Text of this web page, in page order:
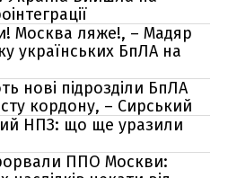
Москва ляже!, – Мадяр
українських БпЛА на
нові підрозділи БпЛА
кордону, – Сирський
НПЗ: що ще уразили
ППО Москви: